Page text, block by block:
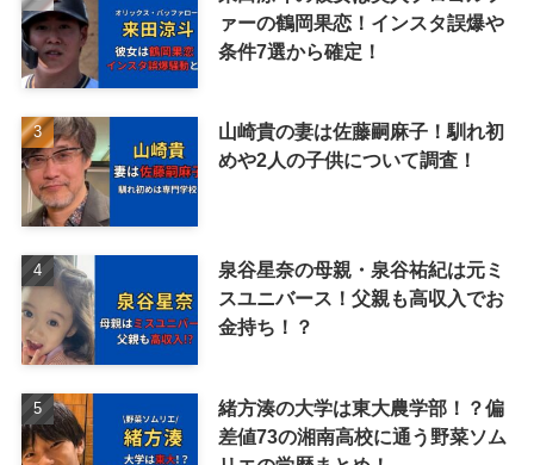
ァーの鶴岡果恋！インスタ誤爆や
条件7選から確定！
山崎貴の妻は佐藤嗣麻子！馴れ初
めや2人の子供について調査！
泉谷星奈の母親・泉谷祐紀は元ミ
スユニバース！父親も高収入でお
金持ち！？
緒方湊の大学は東大農学部！？偏
差値73の湘南高校に通う野菜ソム